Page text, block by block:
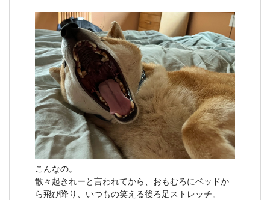
こんなの。
散々起きれーと言われてから、おもむろにベッドか
ら飛び降り、いつもの笑える後ろ足ストレッチ。